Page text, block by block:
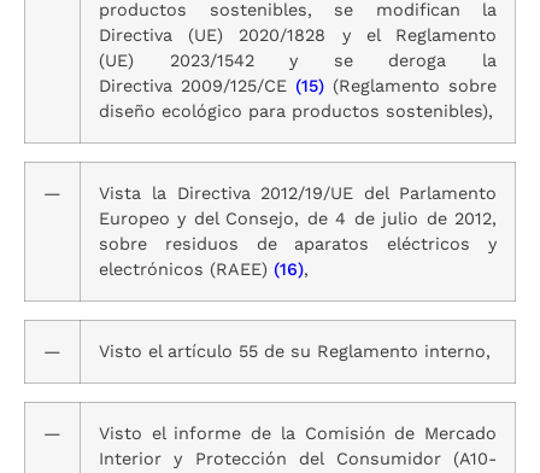
productos sostenibles, se modifican la
Directiva (UE) 2020/1828 y el Reglamento
(UE) 2023/1542 y se deroga la
Directiva 2009/125/CE (15) (Reglamento sobre
diseño ecológico para productos sostenibles),
—
Vista la Directiva 2012/19/UE del Parlamento
Europeo y del Consejo, de 4 de julio de 2012,
sobre residuos de aparatos eléctricos y
electrónicos (RAEE) (16),
— Visto el artículo 55 de su Reglamento interno,
—
Visto el informe de la Comisión de Mercado
Interior y Protección del Consumidor (A10-